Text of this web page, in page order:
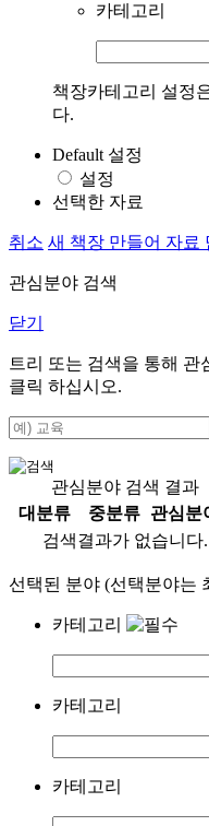
카테고리
책장카테고리 설정
다.
Default 설정
설정
선택한 자료
취소 새 책장 만들어 자료
관심분야 검색
닫기
트리 또는 검색을 통해 관
클릭 하십시오.
관심분야 검색 결과
대분류
중분류
관심분
검색결과가 없습니다.
선택된 분야 (선택분야는
카테고리
카테고리
카테고리